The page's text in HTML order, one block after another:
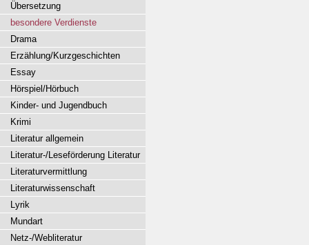
Übersetzung
besondere Verdienste
Drama
Erzählung/Kurzgeschichten
Essay
Hörspiel/Hörbuch
Kinder- und Jugendbuch
Krimi
Literatur allgemein
Literatur-/Leseförderung Literatur
Literaturvermittlung
Literaturwissenschaft
Lyrik
Mundart
Netz-/Webliteratur